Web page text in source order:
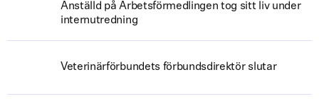
Anställd på Arbetsförmedlingen tog sitt liv under
internutredning
Veterinärförbundets förbundsdirektör slutar